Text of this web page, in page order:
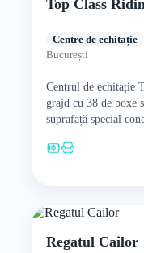
Top Class
Centre de echitație
București
Centrul de echitație
grajd cu 38 de boxe
suprafață special
Regatul Cailor